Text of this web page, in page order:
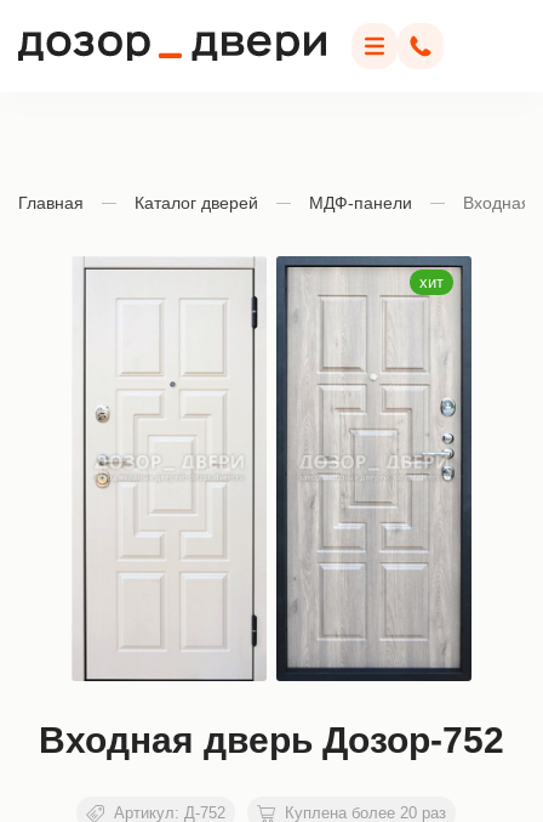
Дозор Двери
МенюПозвонить
Главная Каталог дверей МДФ-панели Входная
Входная дверь Дозор-752
Артикул: Д-752 Куплена более 20 раз